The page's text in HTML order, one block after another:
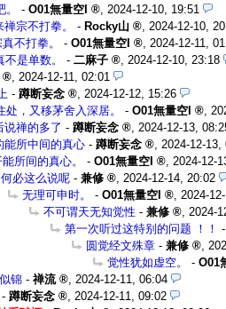
- O01無量空I
2024-12-10, 19:51
宗不打拳。
- Rocky山
2024-12-10,
不打拳。
- O01無量空I
2024-12-11,
是单数。
- 二麻子
2024-12-10, 23:18
2024-12-11, 02:01
- 蹲断妄念
2024-12-12, 15:26
处，又移茅舍入深居。
- O01無量空I
说禅的多了 - 蹲断妄念
2024-12-13,
能所中间的真心 - 蹲断妄念
2024-12-13,
所间的真心。
- O01無量空I
2024-12-
何必这么说呢 - 兼修
2024-12-14, 20:02
无理可申时。
- O01無量空I
2024-
不可谓天无知觉性 - 兼修
2024-
第一次听过这特别的问题 ！！ -
圆觉经文殊章 - 兼修
觉性犹如虚空。
- O01
锦 - 禅流
2024-12-11, 06:04
- 蹲断妄念
2024-12-11, 09:02